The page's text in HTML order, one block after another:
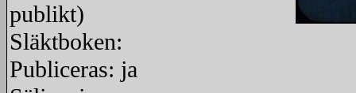
publikt)
Släktboken:
Publiceras: ja